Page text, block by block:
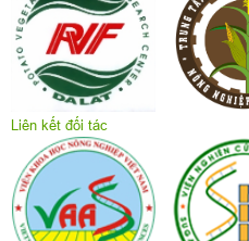
Liên kết đối tác